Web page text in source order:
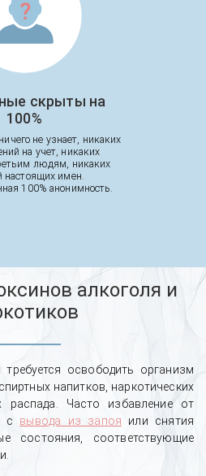
скрыты на
100%
не узнает, никаких
на учет, никаких
людям, никаких
настоящих имен.
100% анонимность.
алкоголя и
освободить организм
напитков, наркотических
распада. Часто избавление от
с вывода из запоя или снятия
состояния, соответствующие